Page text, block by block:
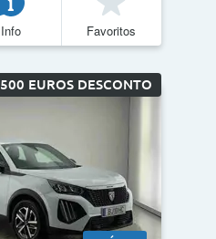
Info Favoritos
EUROS DESCONTO